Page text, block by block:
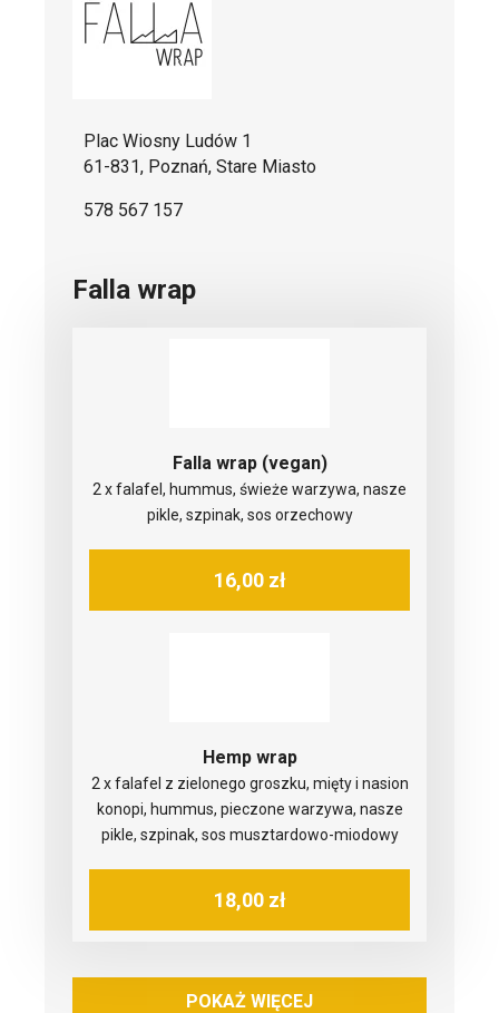
Plac Wiosny Ludów 1
61-831, Poznań, Stare Miasto
578 567 157
Falla wrap
Falla wrap (vegan)
2 x falafel, hummus, świeże warzywa, nasze
pikle, szpinak, sos orzechowy
16,00 zł
Hemp wrap
2 x falafel z zielonego groszku, mięty i nasion
konopi, hummus, pieczone warzywa, nasze
pikle, szpinak, sos musztardowo-miodowy
18,00 zł
POKAŻ WIĘCEJ